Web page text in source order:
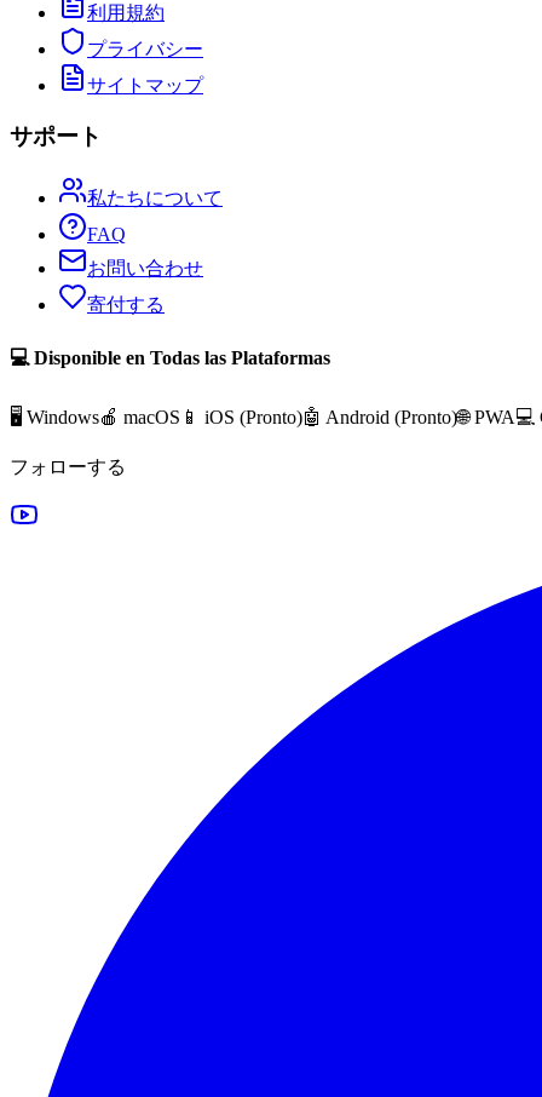
利用規約
プライバシー
サイトマップ
サポート
私たちについて
FAQ
お問い合わせ
寄付する
💻 Disponible en Todas las Plataformas
🖥️ Windows🍎 macOS 📱 iOS (Pronto)🤖 Android (Pronto)🌐 PWA💻
フォローする